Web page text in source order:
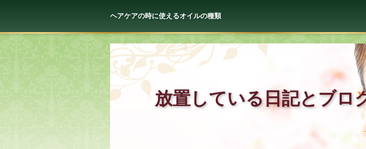
ヘアケアの時に使えるオイルの種類
放置している日記とブロ